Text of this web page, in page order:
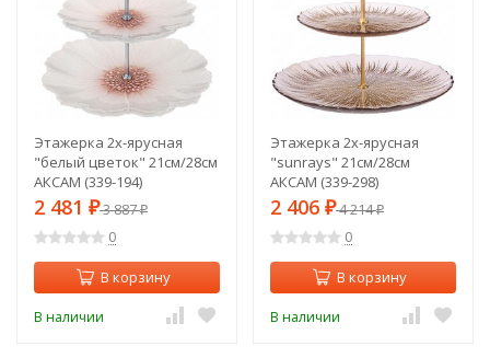
Этажерка 2х-ярусная
"белый цветок" 21см/28см
АКСАМ (339-194)
2 481 ₽3 887₽
0
В корзину
В наличии
Этажерка 2х-ярусная
"sunrays" 21см/28см
АКСАМ (339-298)
2 406 ₽4 214₽
0
В корзину
В наличии